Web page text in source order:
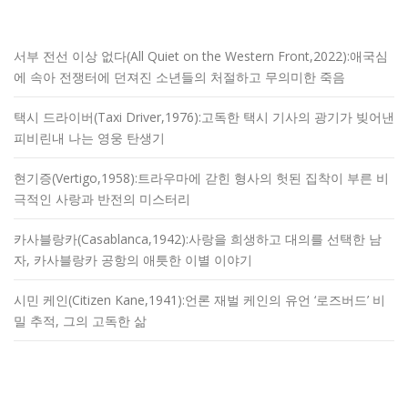
서부 전선 이상 없다(All Quiet on the Western Front,2022):애국심
에 속아 전쟁터에 던져진 소년들의 처절하고 무의미한 죽음
택시 드라이버(Taxi Driver,1976):고독한 택시 기사의 광기가 빚어낸
피비린내 나는 영웅 탄생기
현기증(Vertigo,1958):트라우마에 갇힌 형사의 헛된 집착이 부른 비
극적인 사랑과 반전의 미스터리
카사블랑카(Casablanca,1942):사랑을 희생하고 대의를 선택한 남
자, 카사블랑카 공항의 애틋한 이별 이야기
시민 케인(Citizen Kane,1941):언론 재벌 케인의 유언 ‘로즈버드’ 비
밀 추적, 그의 고독한 삶